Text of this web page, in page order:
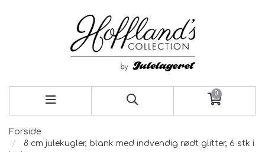
0
Forside
8 cm julekugler, blank med indvendig rødt glitter, 6 stk i